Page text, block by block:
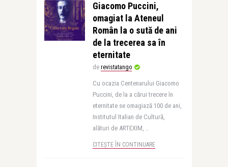
Giacomo Puccini,
omagiat la Ateneul
Român la o sută de ani
de la trecerea sa în
eternitate
de revistatango
Cu ocazia Centenarului Giacomo
Puccini, de la a cărui trecere în
eternitate se omagiază 100 de ani,
Institutul Italian de Cultură,
alături de ARTEXIM, ..
CITEȘTE ÎN CONTINUARE